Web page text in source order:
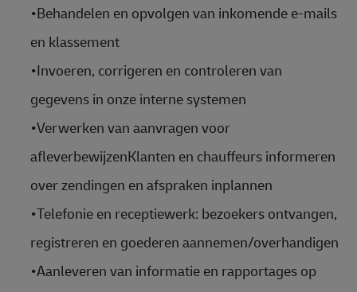
•Behandelen en opvolgen van inkomende e-mails
en klassement
•Invoeren, corrigeren en controleren van
gegevens in onze interne systemen
•Verwerken van aanvragen voor
afleverbewijzenKlanten en chauffeurs informeren
over zendingen en afspraken inplannen
•Telefonie en receptiewerk: bezoekers ontvangen,
registreren en goederen aannemen/overhandigen
•Aanleveren van informatie en rapportages op